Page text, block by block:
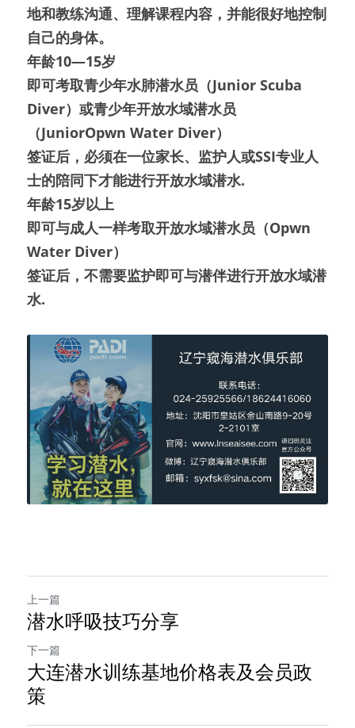
地和教练沟通、理解课程内容，并能很好地控制
自己的身体。
年龄10—15岁
即可考取青少年水肺潜水员（Junior Scuba
Diver）或青少年开放水域潜水员
（JuniorOpwn Water Diver）
签证后，必须在一位家长、监护人或SSI专业人
士的陪同下才能进行开放水域潜水.
年龄15岁以上
即可与成人一样考取开放水域潜水员（Opwn
Water Diver）
签证后，不需要监护即可与潜伴进行开放水域潜
水.
上一篇
潜水呼吸技巧分享
下一篇
大连潜水训练基地价格表及会员政
策